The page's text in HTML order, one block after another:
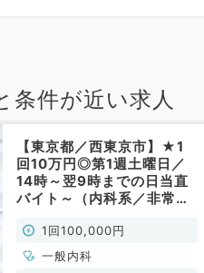
条件が近い求人
【東京都／西東京市】★1
回10万円◎第1週土曜日／
14時～翌9時までの日当直
バイト～（内科系／非常
1回100,000円
一般内科